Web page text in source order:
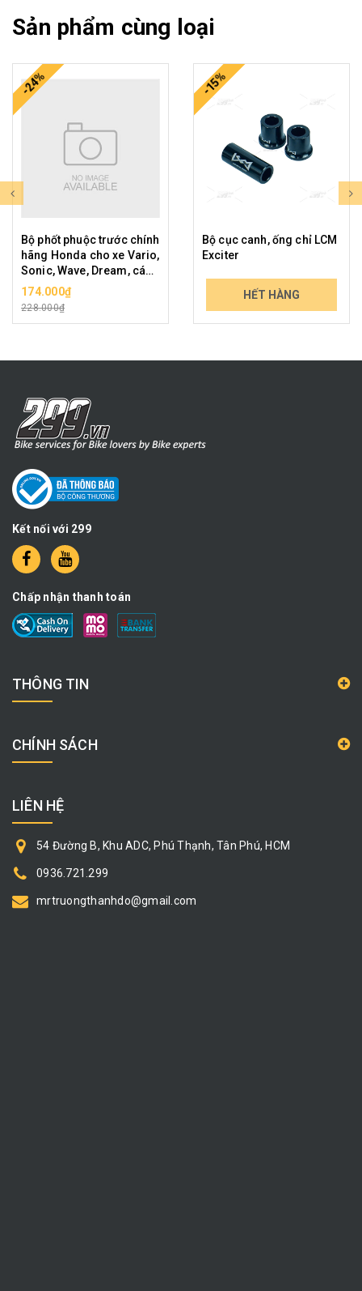
Sản phẩm cùng loại
-24%
Bộ phốt phuộc trước chính
hãng Honda cho xe Vario,
Sonic, Wave, Dream, các
xe phổ thông cỡ nhỏ
174.000₫
228.000₫
-15%
Bộ cục canh, ống chỉ LCM
Exciter
119.000₫HẾT HÀNG
Kết nối với 299
Chấp nhận thanh toán
THÔNG TIN
CHÍNH SÁCH
LIÊN HỆ
54 Đường B, Khu ADC, Phú Thạnh, Tân Phú, HCM
0936.721.299
mrtruongthanhdo@gmail.com